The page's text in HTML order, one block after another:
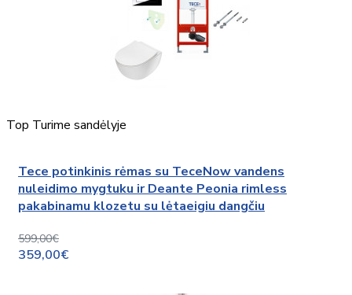
Top Turime sandėlyje
Tece potinkinis rėmas su TeceNow vandens
nuleidimo mygtuku ir Deante Peonia rimless
pakabinamu klozetu su lėtaeigiu dangčiu
599,00€
359,00€